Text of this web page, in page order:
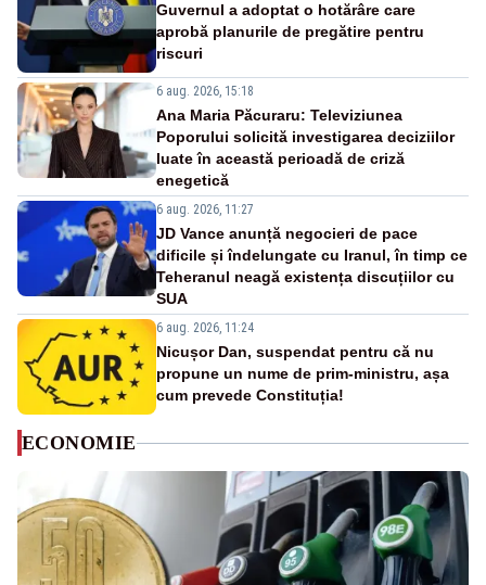
Guvernul a adoptat o hotărâre care
aprobă planurile de pregătire pentru
riscuri
6 aug. 2026, 15:18
Ana Maria Păcuraru: Televiziunea
Poporului solicită investigarea deciziilor
luate în această perioadă de criză
enegetică
6 aug. 2026, 11:27
JD Vance anunță negocieri de pace
dificile și îndelungate cu Iranul, în timp ce
Teheranul neagă existența discuțiilor cu
SUA
6 aug. 2026, 11:24
Nicușor Dan, suspendat pentru că nu
propune un nume de prim-ministru, așa
cum prevede Constituția!
ECONOMIE